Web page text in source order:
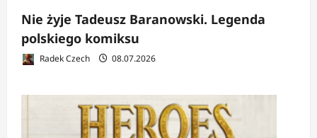
Nie żyje Tadeusz Baranowski. Legenda
polskiego komiksu
Radek Czech 08.07.2026